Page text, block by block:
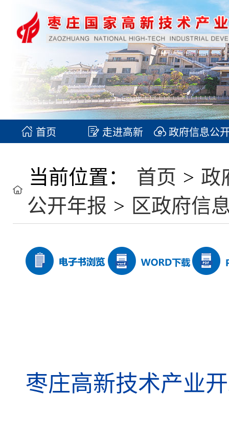
首页 走进高新 政府信息公
当前位置： 首页 > 政
公开年报 > 区政府信
枣庄高新技术产业